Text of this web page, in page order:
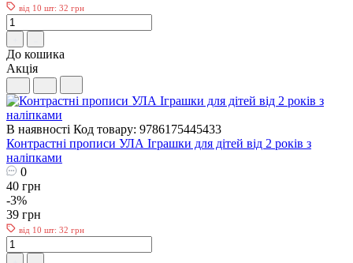
від 10 шт: 32 грн
До кошика
Акція
В наявності Код товару: 9786175445433
Контрастні прописи УЛА Іграшки для дітей від 2 років з
наліпками
0
40 грн
-3%
39 грн
від 10 шт: 32 грн